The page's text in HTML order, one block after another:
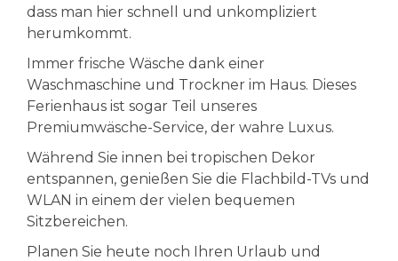
dass man hier schnell und unkompliziert
herumkommt.
Immer frische Wäsche dank einer
Waschmaschine und Trockner im Haus. Dieses
Ferienhaus ist sogar Teil unseres
Premiumwäsche-Service, der wahre Luxus.
Während Sie innen bei tropischen Dekor
entspannen, genießen Sie die Flachbild-TVs und
WLAN in einem der vielen bequemen
Sitzbereichen.
Planen Sie heute noch Ihren Urlaub und